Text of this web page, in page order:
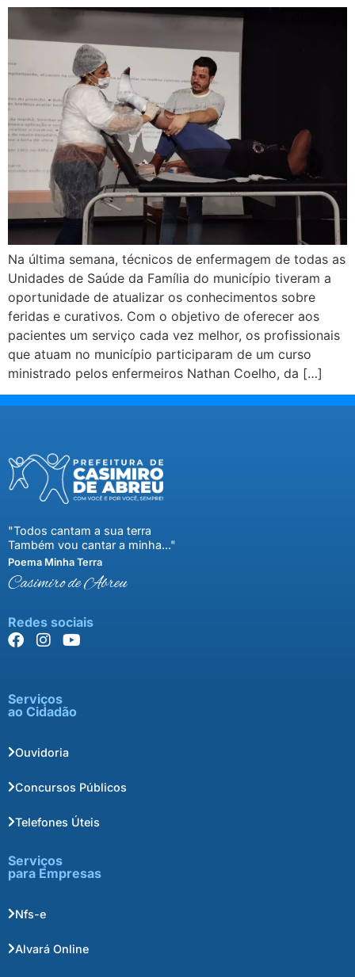
Na última semana, técnicos de enfermagem de todas as
Unidades de Saúde da Família do município tiveram a
oportunidade de atualizar os conhecimentos sobre
feridas e curativos. Com o objetivo de oferecer aos
pacientes um serviço cada vez melhor, os profissionais
que atuam no município participaram de um curso
ministrado pelos enfermeiros Nathan Coelho, da […]
"Todos cantam a sua terra
Também vou cantar a minha..."
Poema Minha Terra
Casimiro de Abreu
Redes sociais
Serviços
ao Cidadão
Ouvidoria
Concursos Públicos
Telefones Úteis
Serviços
para Empresas
Nfs-e
Alvará Online